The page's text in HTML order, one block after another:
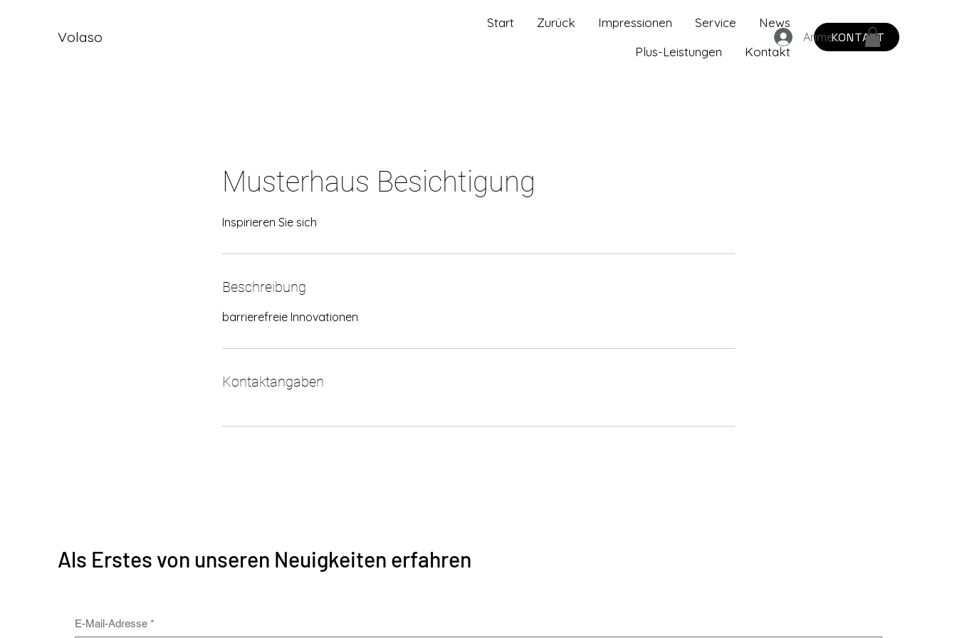
Volaso
Start Zurück Impressionen Service
News
Plus-Leistungen
Kontakt
KONTAKT
Anmelden
Musterhaus Besichtigung
Inspirieren Sie sich
Beschreibung
barrierefreie Innovationen
Kontaktangaben
Als Erstes von unseren Neuigkeiten erfahren
E-Mail-Adresse *